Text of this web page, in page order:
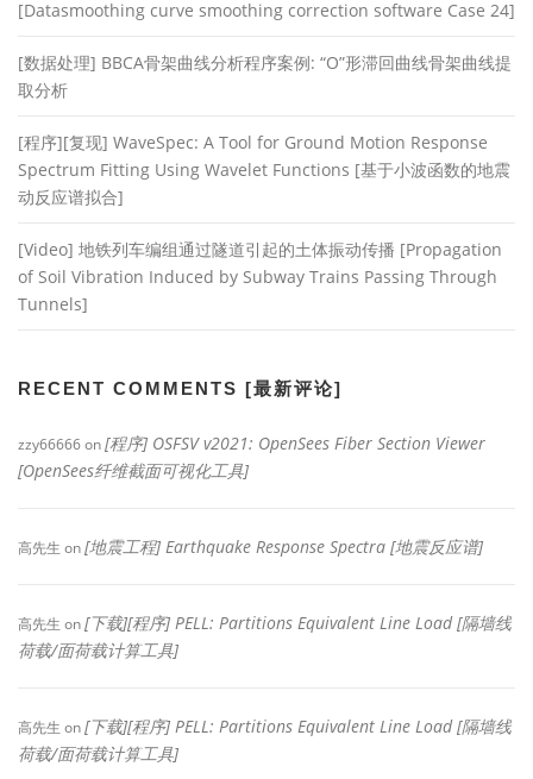
[Datasmoothing curve smoothing correction software Case 24]
[数据处理] BBCA骨架曲线分析程序案例: “O”形滞回曲线骨架曲线提
取分析
[程序][复现] WaveSpec: A Tool for Ground Motion Response
Spectrum Fitting Using Wavelet Functions [基于小波函数的地震
动反应谱拟合]
[Video] 地铁列车编组通过隧道引起的土体振动传播 [Propagation
of Soil Vibration Induced by Subway Trains Passing Through
Tunnels]
RECENT COMMENTS [最新评论]
zzy66666on[程序] OSFSV v2021: OpenSees Fiber Section Viewer
[OpenSees纤维截面可视化工具]
高先生 on[地震工程] Earthquake Response Spectra [地震反应谱]
高先生 on[下载][程序] PELL: Partitions Equivalent Line Load [隔墙线
荷载/面荷载计算工具]
高先生 on[下载][程序] PELL: Partitions Equivalent Line Load [隔墙线
荷载/面荷载计算工具]